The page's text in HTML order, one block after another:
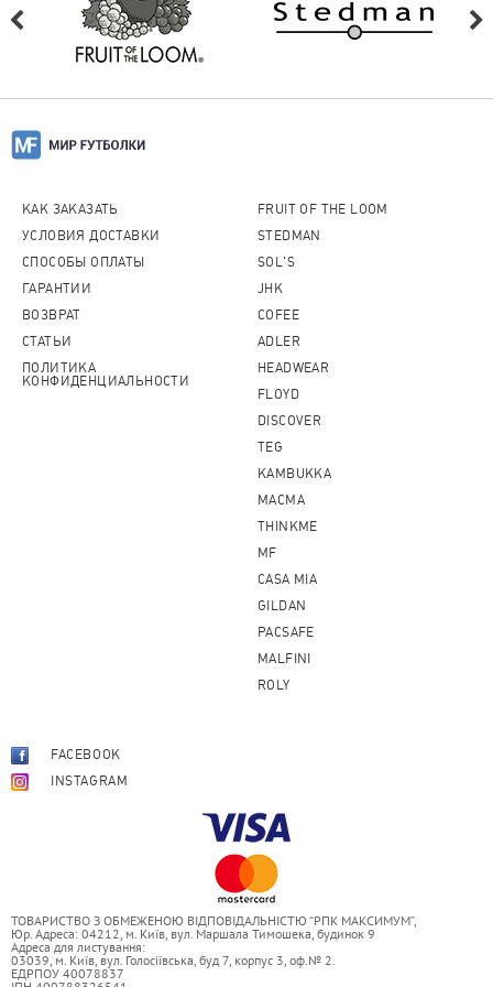
КАК ЗАКАЗАТЬ
УСЛОВИЯ ДОСТАВКИ
СПОСОБЫ ОПЛАТЫ
ГАРАНТИИ
ВОЗВРАТ
СТАТЬИ
ПОЛИТИКА
КОНФИДЕНЦИАЛЬНОСТИ
FRUIT OF THE LOOM
STEDMAN
SOL'S
JHK
COFEE
ADLER
HEADWEAR
FLOYD
DISCOVER
TEG
KAMBUKKA
MACMA
THINKME
MF
CASA MIA
GILDAN
PACSAFE
MALFINI
ROLY
FACEBOOK
INSTAGRAM
ТОВАРИСТВО З ОБМЕЖЕНОЮ ВІДПОВІДАЛЬНІСТЮ “РПК МАКСИМУМ”,
Юр. Адреса: 04212, м. Київ, вул. Маршала Тимошека, будинок 9
Адреса для листування:
03039, м. Київ, вул. Голосіївська, буд 7, корпус 3, оф.№ 2.
ЕДРПОУ 40078837